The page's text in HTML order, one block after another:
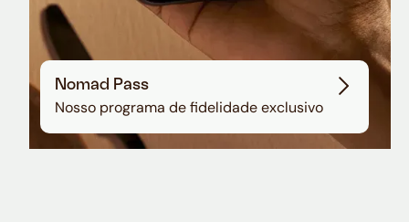
Nomad Pass
Nosso programa de fidelidade exclusivo